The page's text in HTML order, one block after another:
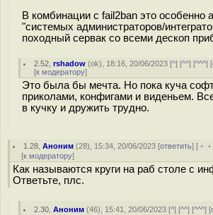
В комбинации с fail2ban это особенно
"системых администраторов/
походный сервак со всеми дескоп
2.52 ,rshadow (ok), 18:16, 20/06/2023 [^] [^^] [^^^] [
[к модератору]
Это была бы мечта. Но пока куча
приколами, конфигами и виденьем.
в кучку и дружить трудно.
1.28 ,Аноним (28), 15:34, 20/06/2023 [ответить] [
[к модератору]
Как называются круги на раб столе с
Ответьте, плс.
2.30 ,Аноним (46), 15:41, 20/06/2023 [^] [^^] [^^^] [